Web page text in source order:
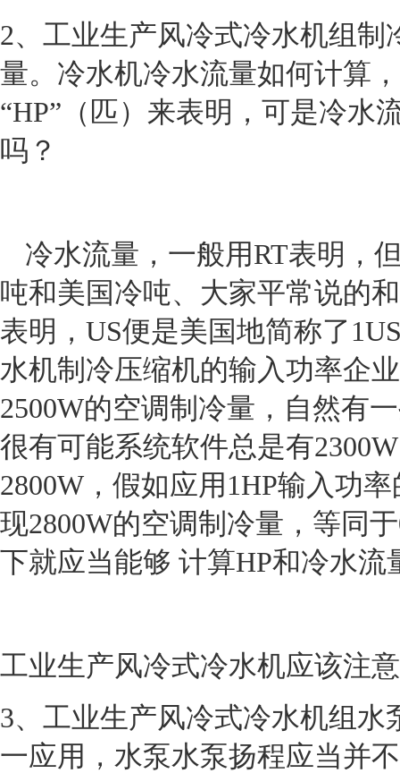
2、工业生产风冷式冷水机组
量。冷水机冷水流量如何计算
“HP”（匹）来表明，可是冷水
吗？
冷水流量，一般用RT表明，
吨和美国冷吨、大家平常说的
表明， US便是美国地简称了
水机制冷压缩机的输入功率企
2500W的空调制冷量，自然有
很有可能系统软件总是有2300W
2800W，假如应用 1HP输入功
现2800W的空调制冷量，等同于
下就应当能够 计算HP和冷水流
工业生产风冷式冷水机应该注
3、工业生产风冷式冷水机组
一应用，水泵水泵扬程应当并